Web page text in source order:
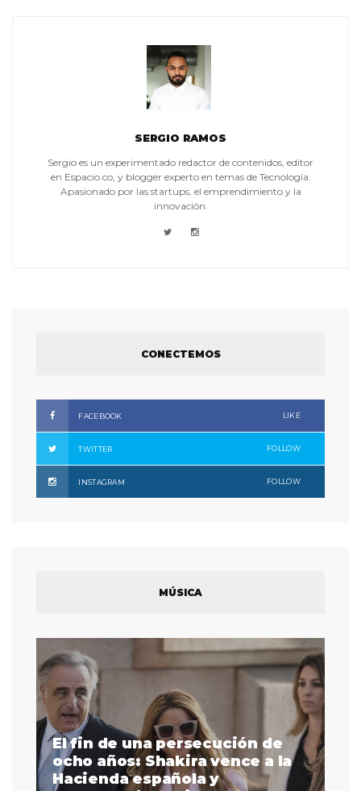
SERGIO RAMOS
Sergio es un experimentado redactor de contenidos, editor
en Espacio.co, y blogger experto en temas de Tecnología.
Apasionado por las startups, el emprendimiento y la
innovación.
CONECTEMOS
FACEBOOK LIKE
TWITTER FOLLOW
INSTAGRAM FOLLOW
MÚSICA
El fin de una persecución de
ocho años: Shakira vence a la
Hacienda española y